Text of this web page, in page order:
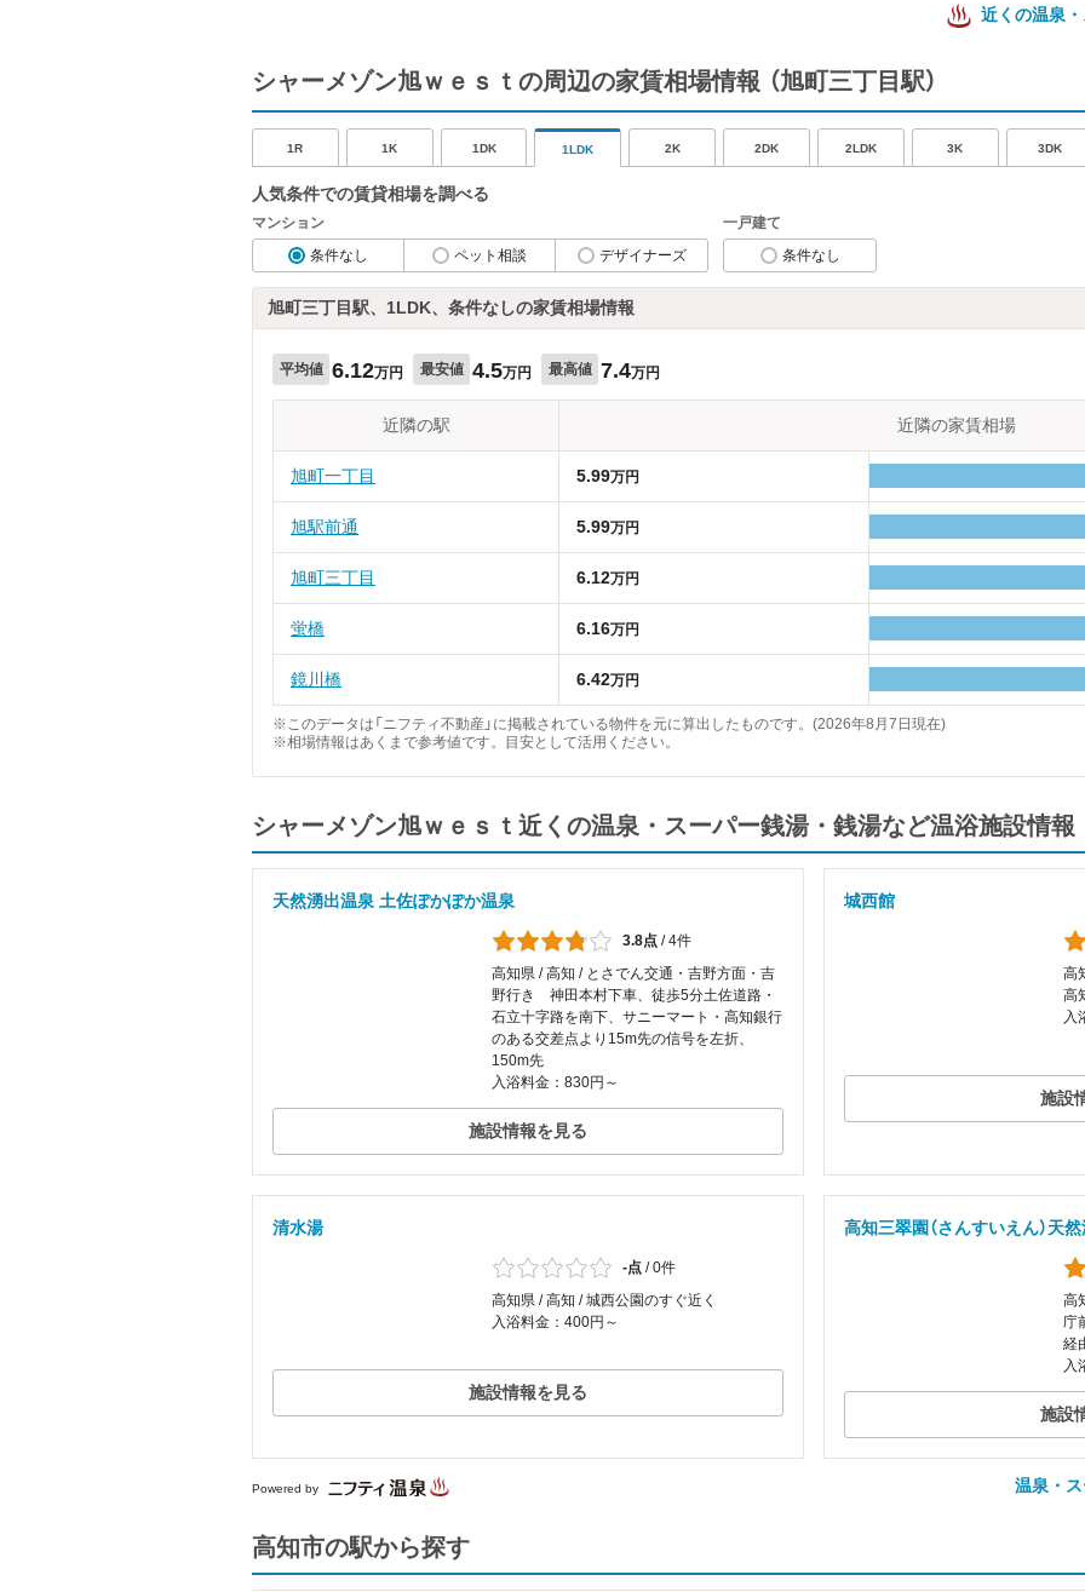
近くの温泉
シャーメゾン旭ｗｅｓｔの周辺の家賃相場情報 （旭町三丁目駅）
1R 1K 1DK 1LDK 2K 2DK 2LDK 3K 3DK
人気条件での賃貸相場を調べる
マンション
条件なし
ペット相談 デザイナーズ
一戸建て
条件なし
旭町三丁目駅、1LDK、条件なしの家賃相場情報
平均値 6.12万円 最安値 4.5万円 最高値 7.4万円
近隣の駅 近隣の家賃相場
旭町一丁目 5.99万円
旭駅前通 5.99万円
旭町三丁目 6.12万円
蛍橋 6.16万円
鏡川橋 6.42万円
※このデータは「ニフティ不動産」に掲載されている物件を元に算出したものです。(2026年8月7日現在)
※相場情報はあくまで参考値です。目安として活用ください。
シャーメゾン旭ｗｅｓｔ近くの温泉・スーパー銭湯・銭湯など温浴施設情報
天然湧出温泉 土佐ぽかぽか温泉
3.8点 /4件
高知県 / 高知 / とさでん交通・吉野方面・吉
野行き 神田本村下車、徒歩5分土佐道路・
石立十字路を南下、サニーマート・高知銀行
のある交差点より15m先の信号を左折、
150m先
入浴料金：830円～
施設情報を見る
城西館
高
高
入
施設
清水湯
-点 /0件
高知県 / 高知 / 城西公園のすぐ近く
入浴料金：400円～
施設情報を見る
高知三翠園（さんすいえん）天
高
庁
経
入
施設
Powered by 温泉・
高知市の駅から探す